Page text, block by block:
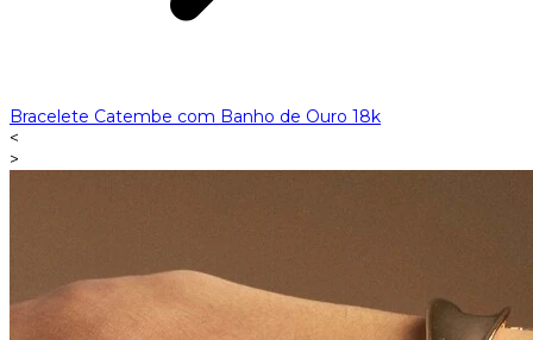
Bracelete Catembe com Banho de Ouro 18k
<
>